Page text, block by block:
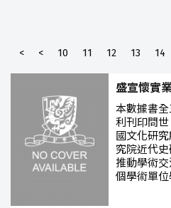
<
< 10 11 12 13 14
盛宣懷實
本數據書
利刊印問
國文化研
究院近代
推動學術
個學術單